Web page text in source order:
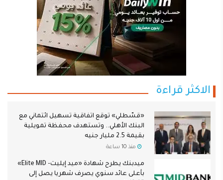
الاكثر قراءة
«قسّطلي» توقع اتفاقية تسهيل ائتماني مع
البنك الأهلي.. وتستهدف محفظة تمويلية
بقيمة 2.5 مليار جنيه
منذ 10 ساعة
ميدبنك يطرح شهادة «ميد إيليت- Elite MID»
بأعلى عائد سنوي يصرف شهريا يصل إلى